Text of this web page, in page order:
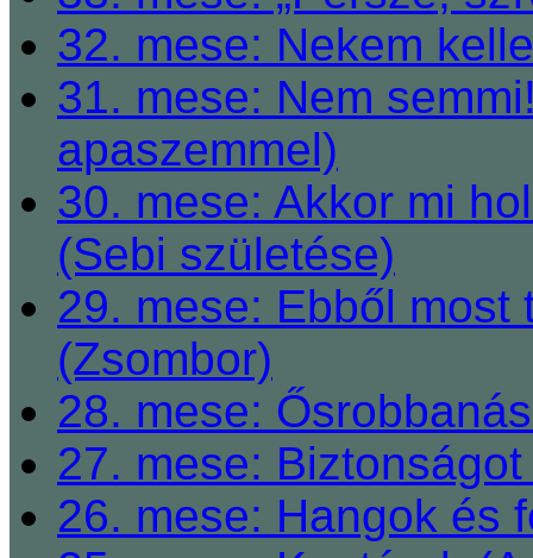
32. mese: Nekem
31. mese: Nem
apaszemmel)
30. mese: Akkor mi
(Sebi születése)
29. mese: Ebből
(Zsombor)
28. mese:
27. mese:
26. mese: Hangok és